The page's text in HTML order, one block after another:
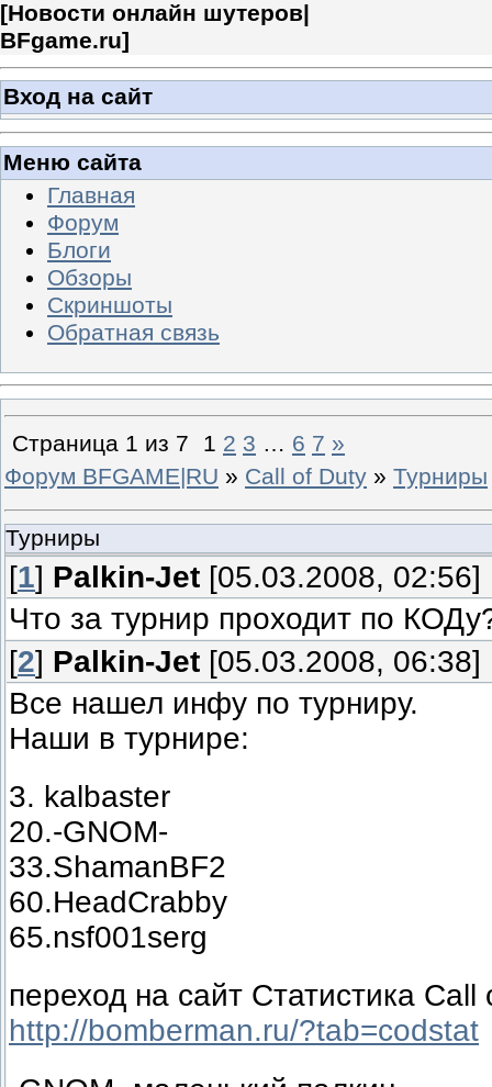
[Новости онлайн шутеров|
BFgame.ru]
Вход на сайт
Меню сайта
Главная
Форум
Блоги
Обзоры
Скриншоты
Обратная связь
Страница 1 из 7 1 2 3 … 6 7 »
Форум BFGAME|RU » Call of Duty » Турниры
Турниры
[1] Palkin-Jet [05.03.2008, 02:56]
Что за турнир проходит по
[2] Palkin-Jet [05.03.2008, 06:38]
Все нашел инфу по турниру.
Наши в турнире:
3. kalbaster
20.-GNOM-
33.ShamanBF2
60.HeadCrabby
65.nsf001serg
переход на сайт Статистика Call
http://bomberman.ru/?tab=codstat